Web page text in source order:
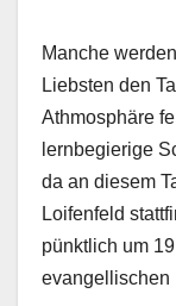
Manche
Liebsten den
Athmosphäre
lernbegierige
da an diesem
Loifenfeld
pünktlich um
evangellischen